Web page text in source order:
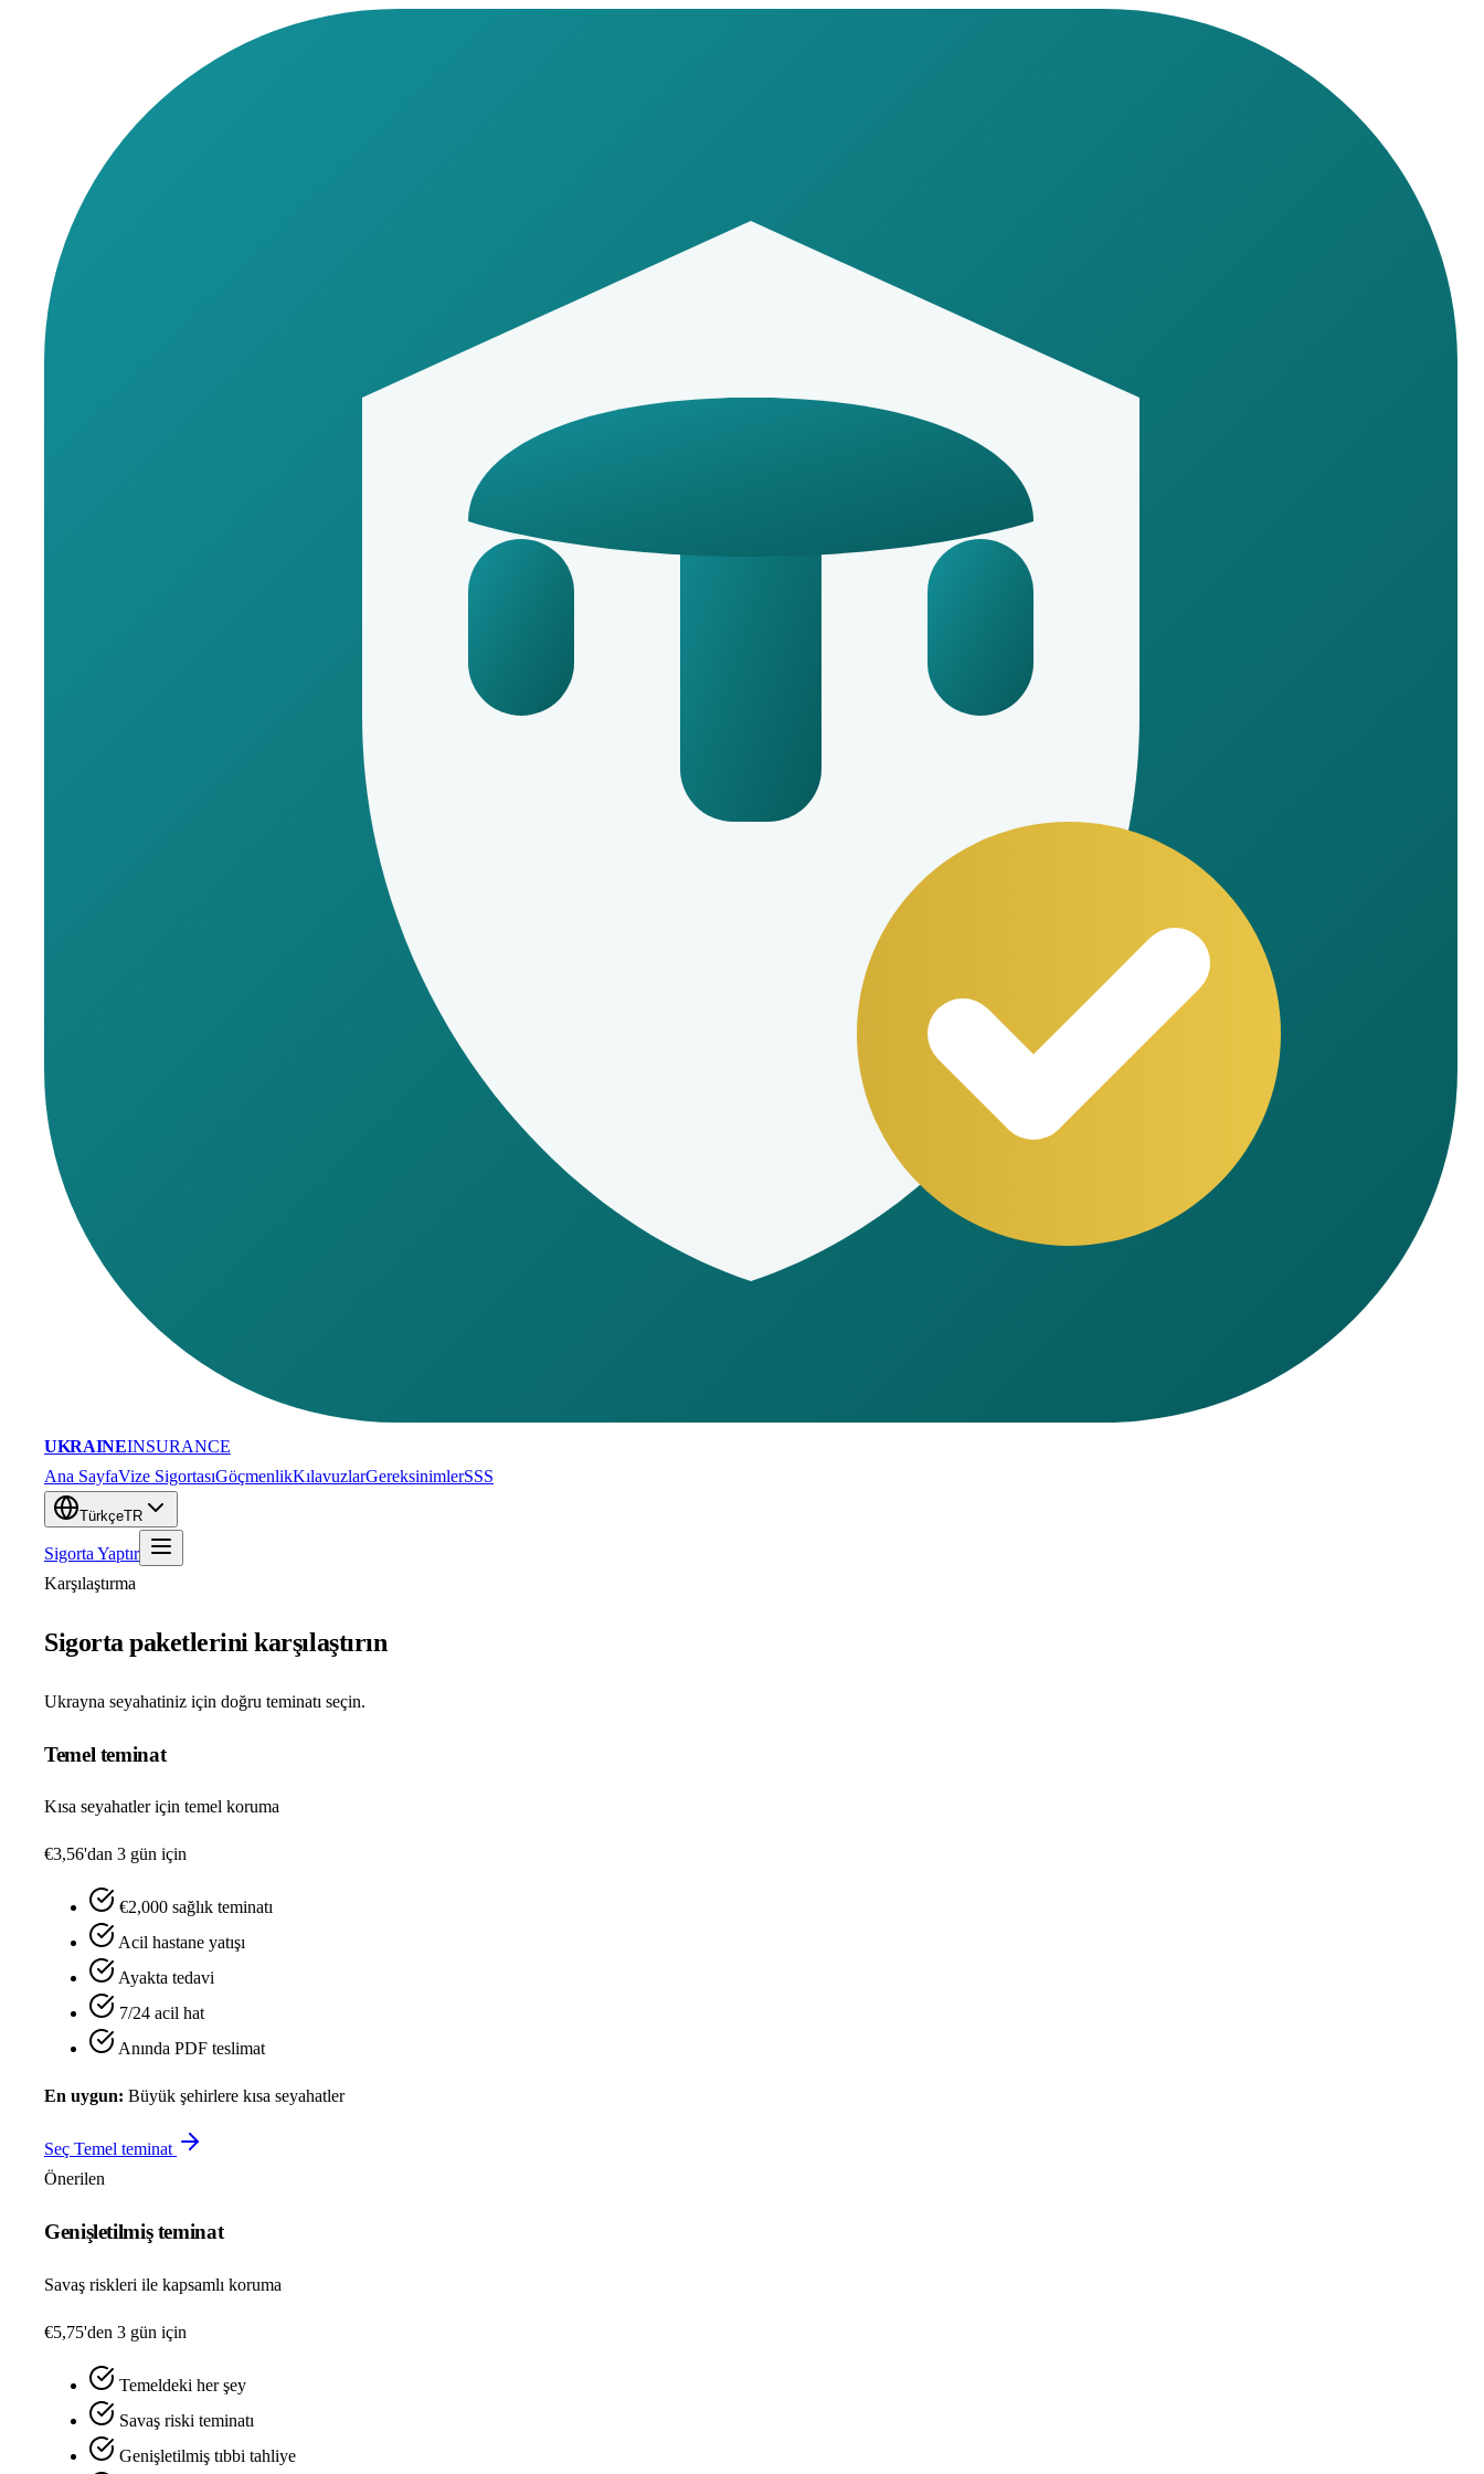
UKRAINEINSURANCE
Ana SayfaVize SigortasıGöçmenlikKılavuzlarGereksinimlerSSS
TürkçeTR
Sigorta Yaptır
Karşılaştırma
Sigorta paketlerini karşılaştırın
Ukrayna seyahatiniz için doğru teminatı seçin.
Temel teminat
Kısa seyahatler için temel koruma
€3,56'dan 3 gün için
€2,000 sağlık teminatı
Acil hastane yatışı
Ayakta tedavi
7/24 acil hat
Anında PDF teslimat
En uygun: Büyük şehirlere kısa seyahatler
Seç Temel teminat
Önerilen
Genişletilmiş teminat
Savaş riskleri ile kapsamlı koruma
€5,75'den 3 gün için
Temeldeki her şey
Savaş riski teminatı
Genişletilmiş tıbbi tahliye